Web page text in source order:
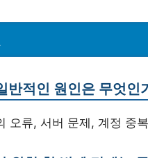
반적인 원인은 무엇인
오류, 서버 문제, 계정 중